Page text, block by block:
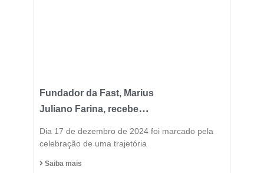
Fundador da Fast, Marius
Juliano Farina, recebe
Honorário do Município
Dia 17 de dezembro de 2024 foi marcado pela
celebração de uma trajetória
Saiba mais